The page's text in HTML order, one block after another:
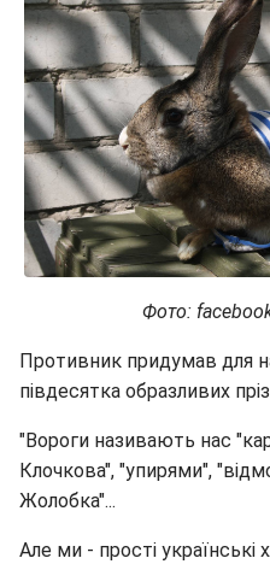
Фото:
Противник придумав для
півдесятка образливих
"Вороги називають нас
Клочкова", "упирями",
Жолобка"...
Але ми - прості українські